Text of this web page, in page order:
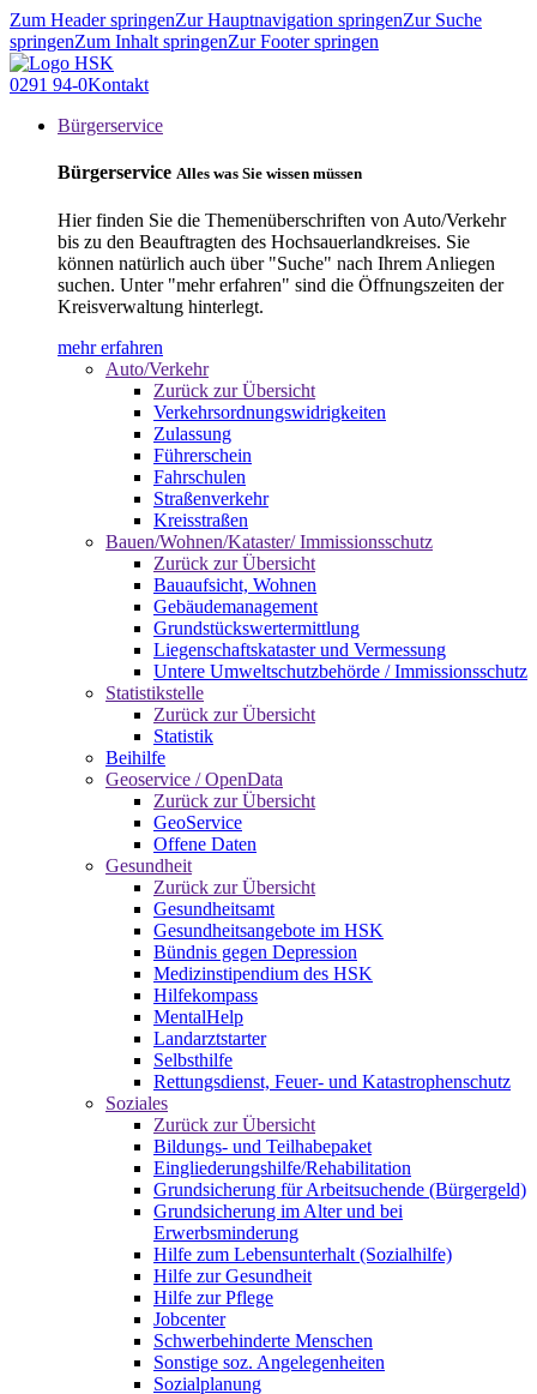
Zum Header springenZur Hauptnavigation springenZur Suche
springenZum Inhalt springenZur Footer springen
0291 94-0Kontakt
Bürgerservice
Bürgerservice Alles was Sie wissen müssen
Hier finden Sie die Themenüberschriften von Auto/Verkehr
bis zu den Beauftragten des Hochsauerlandkreises. Sie
können natürlich auch über "Suche" nach Ihrem Anliegen
suchen. Unter "mehr erfahren" sind die Öffnungszeiten der
Kreisverwaltung hinterlegt.
mehr erfahren
Auto/Verkehr
Zurück zur Übersicht
Verkehrsordnungswidrigkeiten
Zulassung
Führerschein
Fahrschulen
Straßenverkehr
Kreisstraßen
Bauen/Wohnen/Kataster/ Immissionsschutz
Zurück zur Übersicht
Bauaufsicht, Wohnen
Gebäudemanagement
Grundstückswertermittlung
Liegenschaftskataster und Vermessung
Untere Umweltschutzbehörde / Immissionsschutz
Statistikstelle
Zurück zur Übersicht
Statistik
Beihilfe
Geoservice / OpenData
Zurück zur Übersicht
GeoService
Offene Daten
Gesundheit
Zurück zur Übersicht
Gesundheitsamt
Gesundheitsangebote im HSK
Bündnis gegen Depression
Medizinstipendium des HSK
Hilfekompass
MentalHelp
Landarztstarter
Selbsthilfe
Rettungsdienst, Feuer- und Katastrophenschutz
Soziales
Zurück zur Übersicht
Bildungs- und Teilhabepaket
Eingliederungshilfe/Rehabilitation
Grundsicherung für Arbeitsuchende (Bürgergeld)
Grundsicherung im Alter und bei
Erwerbsminderung
Hilfe zum Lebensunterhalt (Sozialhilfe)
Hilfe zur Gesundheit
Hilfe zur Pflege
Jobcenter
Schwerbehinderte Menschen
Sonstige soz. Angelegenheiten
Sozialplanung